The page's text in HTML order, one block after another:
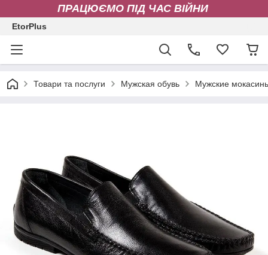
ПРАЦЮЄМО ПІД ЧАС ВІЙНИ
EtorPlus
Товари та послуги Мужская обувь Мужские